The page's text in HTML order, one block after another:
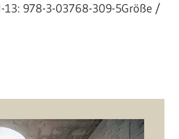
13: 978-3-03768-309-5Größe /